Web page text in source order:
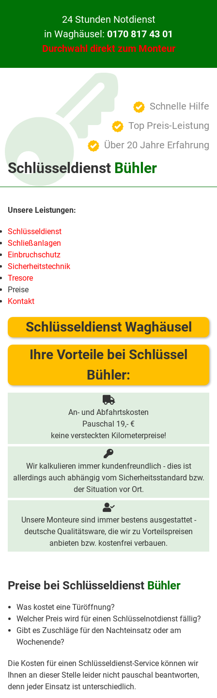
24 Stunden Notdienst
in Waghäusel: 0170 817 43 01
Durchwahl direkt zum Monteur
Schnelle Hilfe
Top Preis-Leistung
Über 20 Jahre Erfahrung
Schlüsseldienst Bühler
Schlüsseldienst
Schließanlagen
Einbruchschutz
Sicherheitstechnik
Tresore
Preise
Kontakt
Schlüsseldienst Waghäusel
Ihre Vorteile bei Schlüssel
Bühler:
An- und Abfahrtskosten
Pauschal 19,- €
keine versteckten Kilometerpreise!
Wir kalkulieren immer kundenfreundlich - dies ist
allerdings auch abhängig vom Sicherheitsstandard bzw.
der Situation vor Ort.
Unsere Monteure sind immer bestens ausgestattet -
deutsche Qualitätsware, die wir zu Vorteilspreisen
anbieten bzw. kostenfrei verbauen.
Preise bei Schlüsseldienst Bühler
Was kostet eine Türöffnung?
Welcher Preis wird für einen Schlüsselnotdienst fällig?
Gibt es Zuschläge für den Nachteinsatz oder am
Wochenende?
Die Kosten für einen Schlüsseldienst-Service können wir
Ihnen an dieser Stelle leider nicht pauschal beantworten,
denn jeder Einsatz ist unterschiedlich.